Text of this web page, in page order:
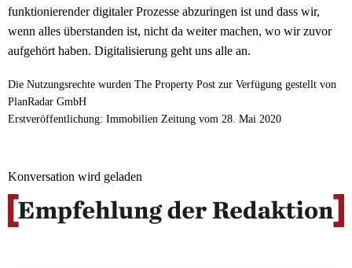
funktionierender digitaler Prozesse abzuringen ist und dass wir,
wenn alles überstanden ist, nicht da weiter machen, wo wir zuvor
aufgehört haben. Digitalisierung geht uns alle an.
Die Nutzungsrechte wurden The Property Post zur Verfügung gestellt von
PlanRadar GmbH
Erstveröffentlichung: Immobilien Zeitung vom 28. Mai 2020
Konversation wird geladen